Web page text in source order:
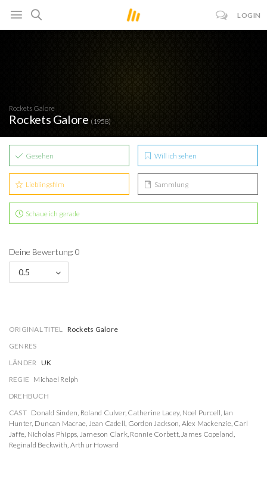
LOGIN
Rockets Galore
Rockets Galore (1958)
Gesehen Will ich sehen
Lieblingsfilm Sammlung
Schaue ich gerade
Deine Bewertung: 0
0.5
ORIGINAL TITEL Rockets Galore
GENRES
LÄNDER UK
REGIE Michael Relph
DREHBUCH
CAST Donald Sinden, Roland Culver, Catherine Lacey, Noel Purcell, Ian
Hunter, Duncan Macrae, Jean Cadell, Gordon Jackson, Alex Mackenzie, Carl
Jaffe, Nicholas Phipps, Jameson Clark, Ronnie Corbett,James Copeland,
Reginald Beckwith, Arthur Howard